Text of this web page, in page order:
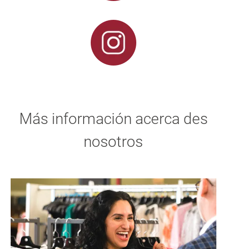
Más información acerca des
nosotros